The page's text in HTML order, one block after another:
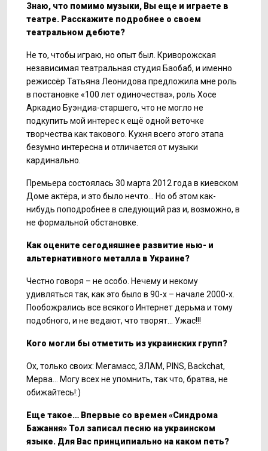
Знаю, что помимо музыки, Вы еще и играете в
театре. Расскажите подробнее о своем
театральном дебюте?
Не то, чтобы играю, но опыт был. Криворожская
независимая театральная студия Баобаб, и именно
режиссёр Татьяна Леонидова предложила мне роль
в постановке «100 лет одиночества», роль Хосе
Аркадио Буэндиа-старшего, что не могло не
подкупить мой интерес к ещё одной веточке
творчества как такового. Кухня всего этого этапа
безумно интересна и отличается от музыки
кардинально.
Премьера состоялась 30 марта 2012 года в киевском
Доме актёра, и это было нечто... Но об этом как-
нибудь поподробнее в следующий раз и, возможно, в
не формальной обстановке.
Как оцените сегодняшнее развитие нью- и
альтернативного металла в Украине?
Честно говоря – не особо. Нечему и некому
удивляться так, как это было в 90-х – начале 2000-х.
Пообожрались все всякого Интернет дерьма и тому
подобного, и не ведают, что творят… Ужас!!!
Кого могли бы отметить из украинских групп?
Ох, только своих: Мегамасс, ЗЛАМ, PINS, Backchat,
Мерва… Могу всех не упомнить, так что, братва, не
обижайтесь!:)
Еще такое… Впервые со времен «Синдрома
Бажання» Тол записал песню на украинском
языке. Для Вас принципиально на каком петь?